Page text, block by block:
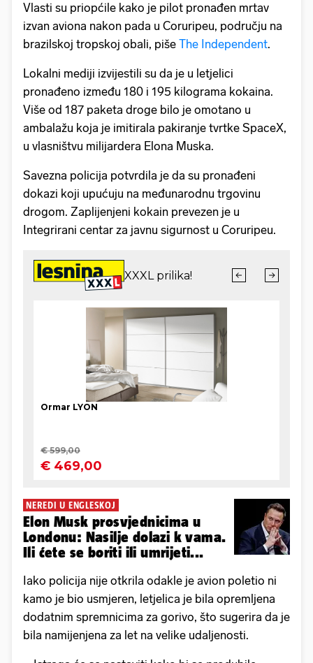
Vlasti su priopćile kako je pilot pronađen mrtav
izvan aviona nakon pada u Coruripeu, području na
brazilskoj tropskoj obali, piše The Independent.
Lokalni mediji izvijestili su da je u letjelici
pronađeno između 180 i 195 kilograma kokaina.
Više od 187 paketa droge bilo je omotano u
ambalažu koja je imitirala pakiranje tvrtke SpaceX,
u vlasništvu milijardera Elona Muska.
Savezna policija potvrdila je da su pronađeni
dokazi koji upućuju na međunarodnu trgovinu
drogom. Zaplijenjeni kokain prevezen je u
Integrirani centar za javnu sigurnost u Coruripeu.
NEREDI U ENGLESKOJ
Elon Musk prosvjednicima u
Londonu: Nasilje dolazi k vama.
Ili ćete se boriti ili umrijeti...
Iako policija nije otkrila odakle je avion poletio ni
kamo je bio usmjeren, letjelica je bila opremljena
dodatnim spremnicima za gorivo, što sugerira da je
bila namijenjena za let na velike udaljenosti.